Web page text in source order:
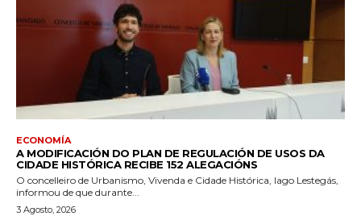
ECONOMÍA
A MODIFICACIÓN DO PLAN DE REGULACIÓN DE USOS DA
CIDADE HISTÓRICA RECIBE 152 ALEGACIÓNS
O concelleiro de Urbanismo, Vivenda e Cidade Histórica, Iago Lestegás,
informou de que durante...
3 Agosto, 2026